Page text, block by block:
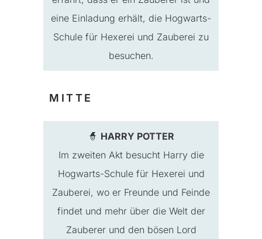
eine Einladung erhält, die Hogwarts-
Schule für Hexerei und Zauberei zu
besuchen.
MITTE
🧙 HARRY POTTER
Im zweiten Akt besucht Harry die
Hogwarts-Schule für Hexerei und
Zauberei, wo er Freunde und Feinde
findet und mehr über die Welt der
Zauberer und den bösen Lord